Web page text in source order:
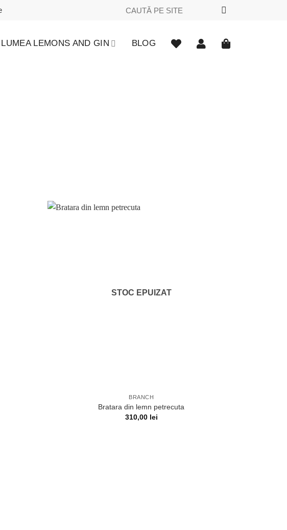
Caută
LUMEA LEMONS AND GIN BLOG
STOC EPUIZAT
BRANCH
Bratara din lemn petrecuta
310,00 lei